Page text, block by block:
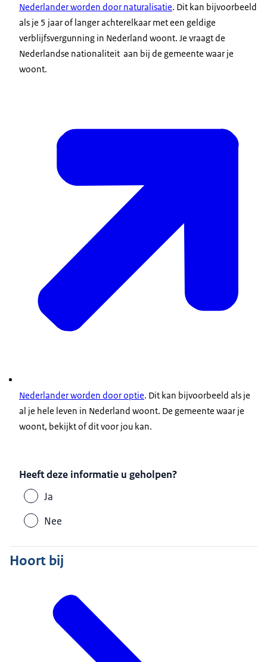
Nederlander worden door naturalisatie. Dit kan bijvoorbeeld
als je 5 jaar of langer achterelkaar met een geldige
verblijfsvergunning in Nederland woont. Je vraagt de
Nederlandse nationaliteit aan bij de gemeente waar je
woont.
Nederlander worden door optie. Dit kan bijvoorbeeld als je
al je hele leven in Nederland woont. De gemeente waar je
woont, bekijkt of dit voor jou kan.
Heeft deze informatie u geholpen?
Ja
Nee
Hoort bij